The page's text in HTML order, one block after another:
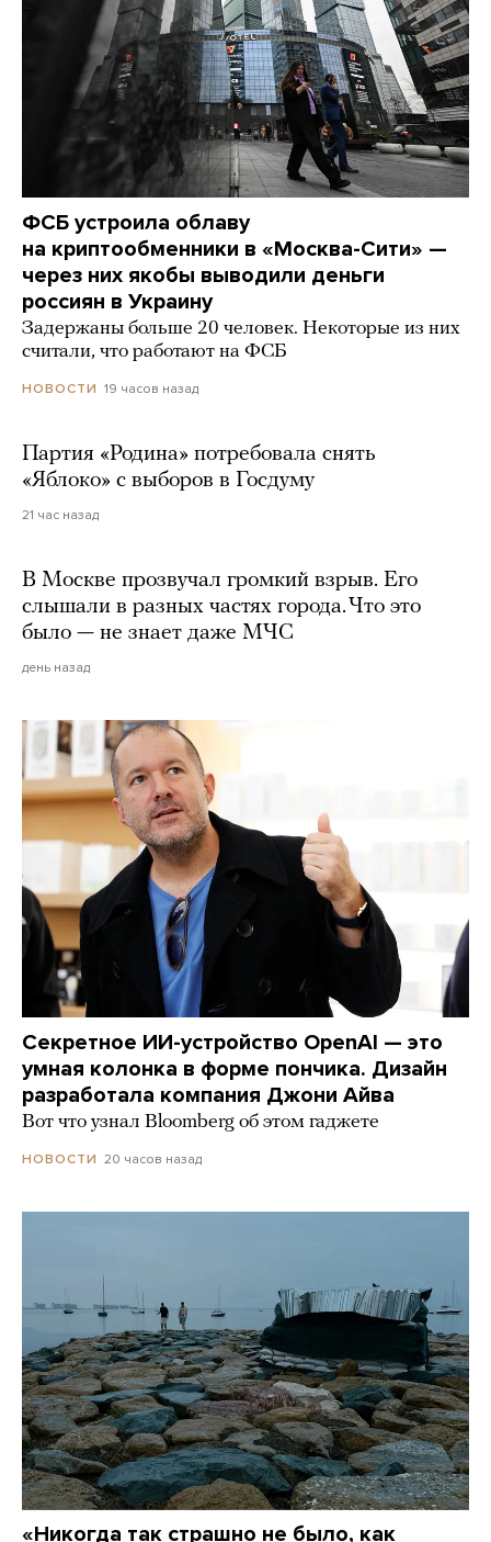
ФСБ устроила облаву
на криптообменники в «Москва-Сити» —
через них якобы выводили деньги
россиян в Украину
Задержаны больше 20 человек. Некоторые из них
считали, что работают на ФСБ
НОВОСТИ 19 часов назад
Партия «Родина» потребовала снять
«Яблоко» с выборов в Госдуму
21 час назад
В Москве прозвучал громкий взрыв. Его
слышали в разных частях города. Что это
было — не знает даже МЧС
день назад
Секретное ИИ-устройство OpenAI — это
умная колонка в форме пончика. Дизайн
разработала компания Джони Айва
Вот что узнал Bloomberg об этом гаджете
НОВОСТИ 20 часов назад
«Никогда так страшно не было, как